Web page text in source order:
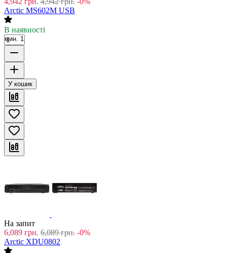
Arctic MS602M USB
В наявності
мин. 1
У кошик
На запит
6,089 грн. 6,089 грн. -0%
Arctic XDU0802